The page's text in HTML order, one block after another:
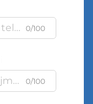
0/100
0/100